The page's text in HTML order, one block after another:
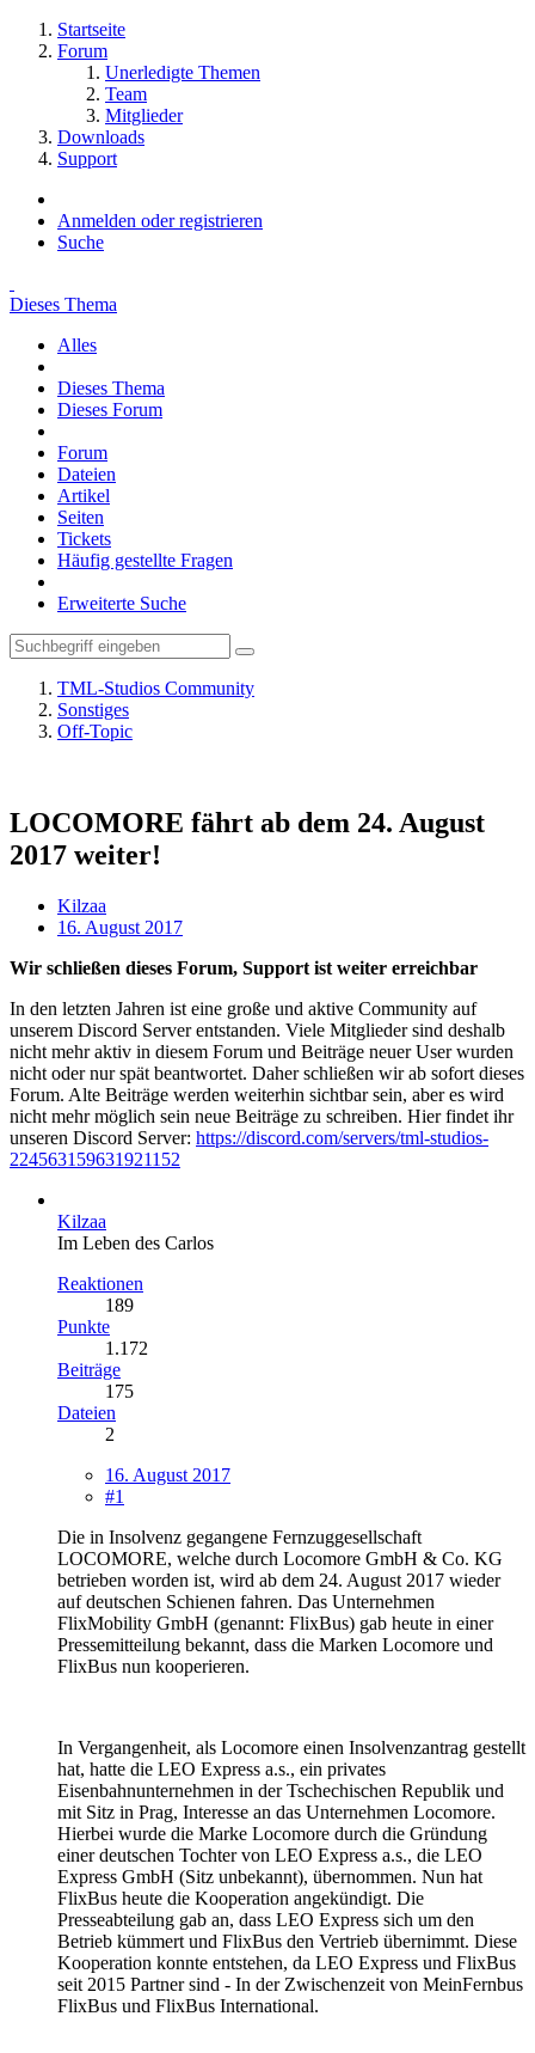
Startseite
Forum
Unerledigte Themen
Team
Mitglieder
Downloads
Support
Anmelden oder registrieren
Suche
Dieses Thema
Alles
Dieses Thema
Dieses Forum
Forum
Dateien
Artikel
Seiten
Tickets
Häufig gestellte Fragen
Erweiterte Suche
TML-Studios Community
Sonstiges
Off-Topic
LOCOMORE fährt ab dem 24. August
2017 weiter!
Kilzaa
16. August 2017
Wir schließen dieses Forum, Support ist weiter erreichbar
In den letzten Jahren ist eine große und aktive Community auf
unserem Discord Server entstanden. Viele Mitglieder sind deshalb
nicht mehr aktiv in diesem Forum und Beiträge neuer User wurden
nicht oder nur spät beantwortet. Daher schließen wir ab sofort dieses
Forum. Alte Beiträge werden weiterhin sichtbar sein, aber es wird
nicht mehr möglich sein neue Beiträge zu schreiben. Hier findet ihr
unseren Discord Server: https://discord.com/servers/tml-studios-
224563159631921152
Kilzaa
Im Leben des Carlos
Reaktionen
189
Punkte
1.172
Beiträge
175
Dateien
2
16. August 2017
#1
Die in Insolvenz gegangene Fernzuggesellschaft
LOCOMORE, welche durch Locomore GmbH & Co. KG
betrieben worden ist, wird ab dem 24. August 2017 wieder
auf deutschen Schienen fahren. Das Unternehmen
FlixMobility GmbH (genannt: FlixBus) gab heute in einer
Pressemitteilung bekannt, dass die Marken Locomore und
FlixBus nun kooperieren.
In Vergangenheit, als Locomore einen Insolvenzantrag gestellt
hat, hatte die LEO Express a.s., ein privates
Eisenbahnunternehmen in der Tschechischen Republik und
mit Sitz in Prag, Interesse an das Unternehmen Locomore.
Hierbei wurde die Marke Locomore durch die Gründung
einer deutschen Tochter von LEO Express a.s., die LEO
Express GmbH (Sitz unbekannt), übernommen. Nun hat
FlixBus heute die Kooperation angekündigt. Die
Presseabteilung gab an, dass LEO Express sich um den
Betrieb kümmert und FlixBus den Vertrieb übernimmt. Diese
Kooperation konnte entstehen, da LEO Express und FlixBus
seit 2015 Partner sind - In der Zwischenzeit von MeinFernbus
FlixBus und FlixBus International.